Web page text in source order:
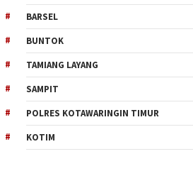
BARSEL
BUNTOK
TAMIANG LAYANG
SAMPIT
POLRES KOTAWARINGIN TIMUR
KOTIM